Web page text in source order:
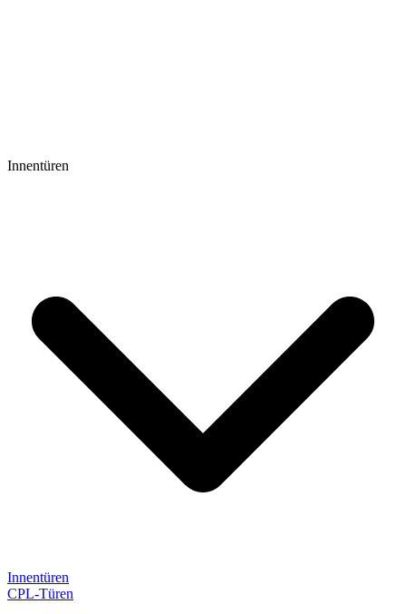
Innentüren
Innentüren
CPL-Türen